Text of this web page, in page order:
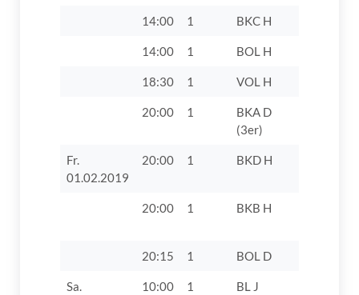
14:00 1 BKC H
14:00 1 BOL H
18:30 1 VOL H
20:00 1
BKA D
(3er)
Fr.
01.02.2019
20:00 1 BKD H
20:00 1 BKB H
20:15 1 BOL D
Sa.
10:00 1 BL J